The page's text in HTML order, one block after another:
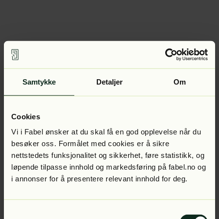
Samtykke Detaljer Om
Cookies
Vi i Fabel ønsker at du skal få en god opplevelse når du
besøker oss. Formålet med cookies er å sikre
nettstedets funksjonalitet og sikkerhet, føre statistikk, og
løpende tilpasse innhold og markedsføring på fabel.no og
i annonser for å presentere relevant innhold for deg.